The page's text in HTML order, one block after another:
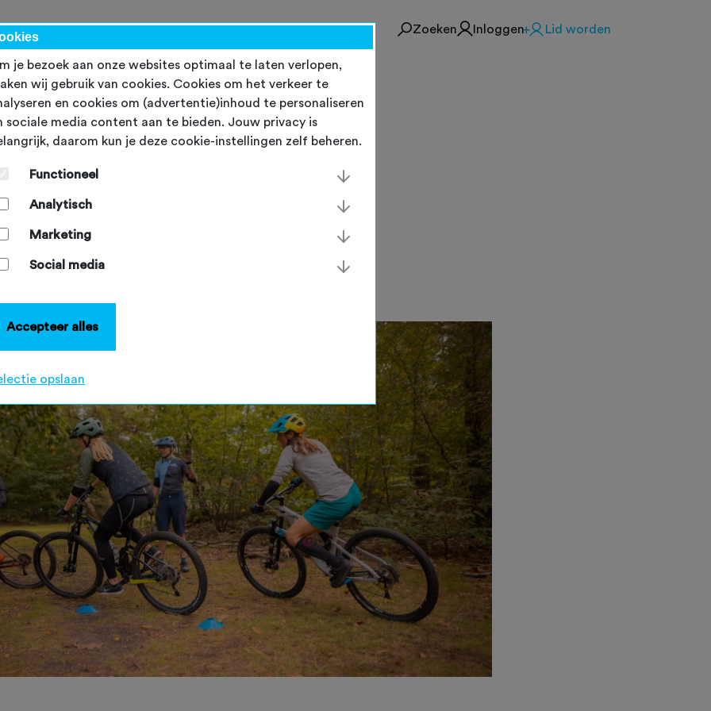
Lid worden
Inloggen
Zoeken
helpen
11 december 2024
je bezoek aan onze websites optimaal te laten verlopen,
wij gebruik van cookies. Cookies om het verkeer te
en cookies om (advertentie)inhoud te personaliseren
sociale media content aan te bieden. Jouw privacy is
daarom kun je deze cookie-instellingen zelf beheren.
Functioneel
Analytisch
Marketing
Social media
Accepteer alles
opslaan